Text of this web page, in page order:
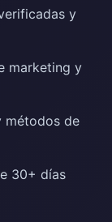
y
marketing y
métodos de
30+ días